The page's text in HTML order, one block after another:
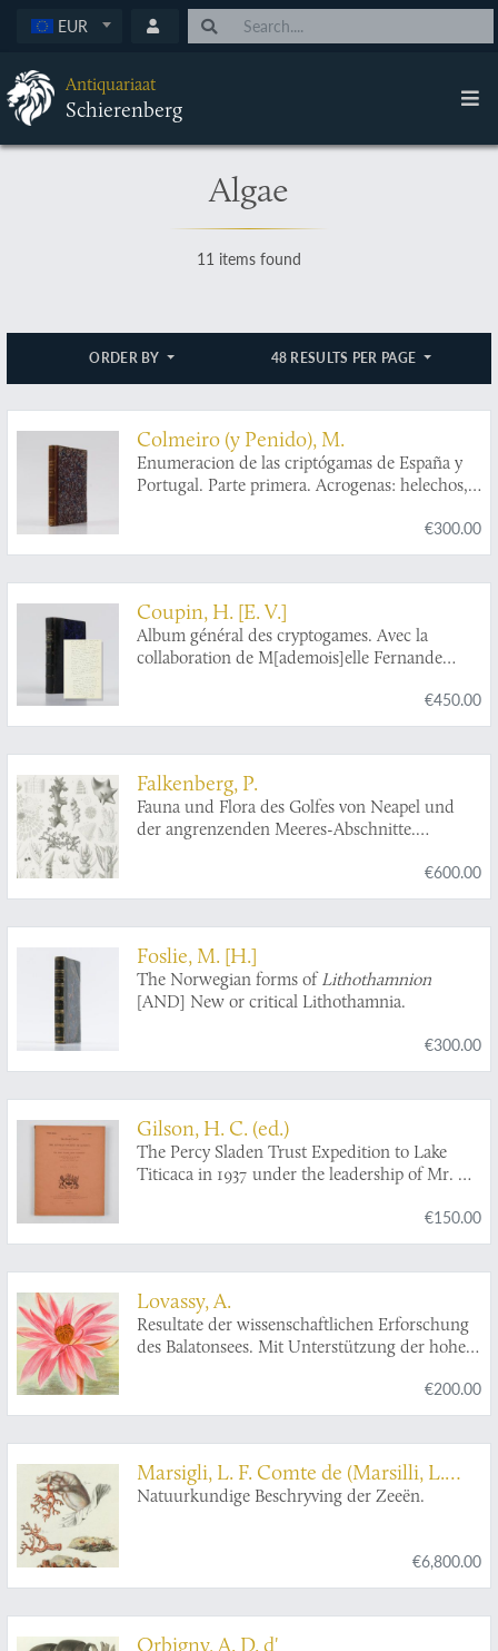
EUR
Antiquariaat
Schierenberg
Algae
11 items found
ORDER BY 48 RESULTS PER PAGE
Colmeiro (y Penido), M.
Enumeracion de las criptógamas de España y
Portugal. Parte primera. Acrogenas: helechos,
musgos, hepáticas. [AND] Parte segunda.
Talogenas: hongos, líquenes, collemaceas,
€300.00
Coupin, H. [E. V.]
Album général des cryptogames. Avec la
collaboration de M[ademois]elle Fernande
€450.00
Falkenberg, P.
Fauna und Flora des Golfes von Neapel und
der angrenzenden Meeres-Abschnitte.
zu Neapel XXVI. Die Rhodomelaceen des
Golfes von Neapel.
€600.00
Foslie, M. [H.]
The Norwegian forms ofLithothamnion
[AND] New or critical Lithothamnia.
€300.00
Gilson, H. C. (ed.)
The Percy Sladen Trust Expedition to Lake
Titicaca in 1937 under the leadership of Mr. H.
€150.00
Lovassy, A.
Resultate der wissenschaftlichen Erforschung
des Balatonsees. Mit Unterstützung der hohen
Cultus und Unterricht. Zweiter Band. Die
Biologie des Balatonsees und seiner
Verhältnisse der Balatonsee-Gegend. Anhang.
Die trophischen Nymphaeen des Hévizsees bei
€200.00
Marsigli, L. F. Comte de (Marsilli, L.
Graave van)
Natuurkundige Beschryving der Zeeën.
€6,800.00
Orbigny, A. D. d'